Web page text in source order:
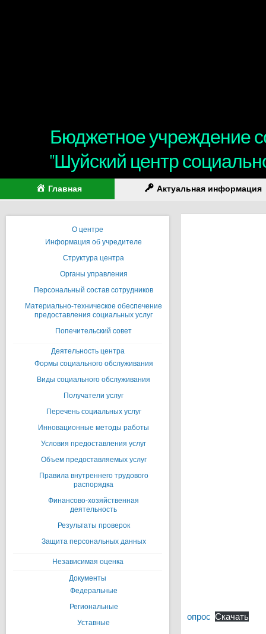
Бюджетное учреждение
"Шуйский центр
Главная Актуальная информация
О центре
Информация об учредителе
Структура центра
Органы управления
Персональный состав сотрудников
Материально-техническое обеспечение
предоставления социальных услуг
Попечительский совет
Деятельность центра
Формы социального обслуживания
Виды социального обслуживания
Получатели услуг
Перечень социальных услуг
Инновационные методы работы
Условия предоставления услуг
Объем предоставляемых услуг
Правила внутреннего трудового
распорядка
Финансово-хозяйственная
деятельность
Результаты проверок
Защита персональных данных
Независимая оценка
Документы
Федеральные
Региональные
Уставные
опрос Скачать